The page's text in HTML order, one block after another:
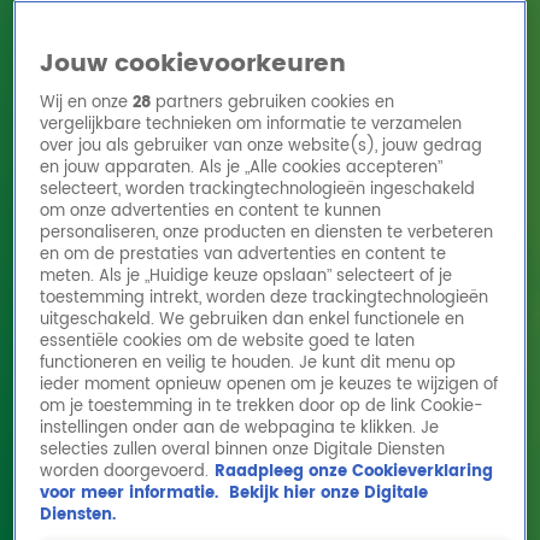
HomeActiesRadioshows DJ'sRadio 10 zendersHitlijsten
Radio luisteren
Volg Radio 10
Zoeken
HomeOnline Radio LuisterenActiesShowsAlle zenders
Tribute To Toto - Stop Loving You (Toto
cover) live @ Radio 10
3 mei 2024, 10:40
Jouw cookievoorkeuren
Wij en onze28 partners gebruiken cookies en
vergelijkbare technieken om informatie te verzamelen
over jou als gebruiker van onze website(s), jouw gedrag
en jouw apparaten. Als je „Alle cookies accepteren”
selecteert, worden trackingtechnologieën ingeschakeld
om onze advertenties en content te kunnen
personaliseren, onze producten en diensten te verbeteren
en om de prestaties van advertenties en content te
meten. Als je „Huidige keuze opslaan” selecteert of je
toestemming intrekt, worden deze trackingtechnologieën
uitgeschakeld. We gebruiken dan enkel functionele en
essentiële cookies om de website goed te laten
functioneren en veilig te houden. Je kunt dit menu op
ieder moment opnieuw openen om je keuzes te wijzigen of
om je toestemming in te trekken door op de link Cookie-
instellingen onder aan de webpagina te klikken. Je
selecties zullen overal binnen onze Digitale Diensten
worden doorgevoerd. Raadpleeg onze Cookieverklaring
voor meer informatie. Bekijk hier onze Digitale
Diensten.